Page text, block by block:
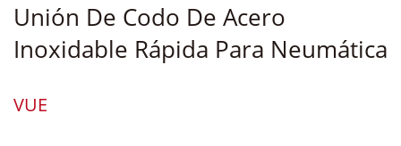
Unión De Codo De Acero
Inoxidable Rápida Para Neumática
VUE